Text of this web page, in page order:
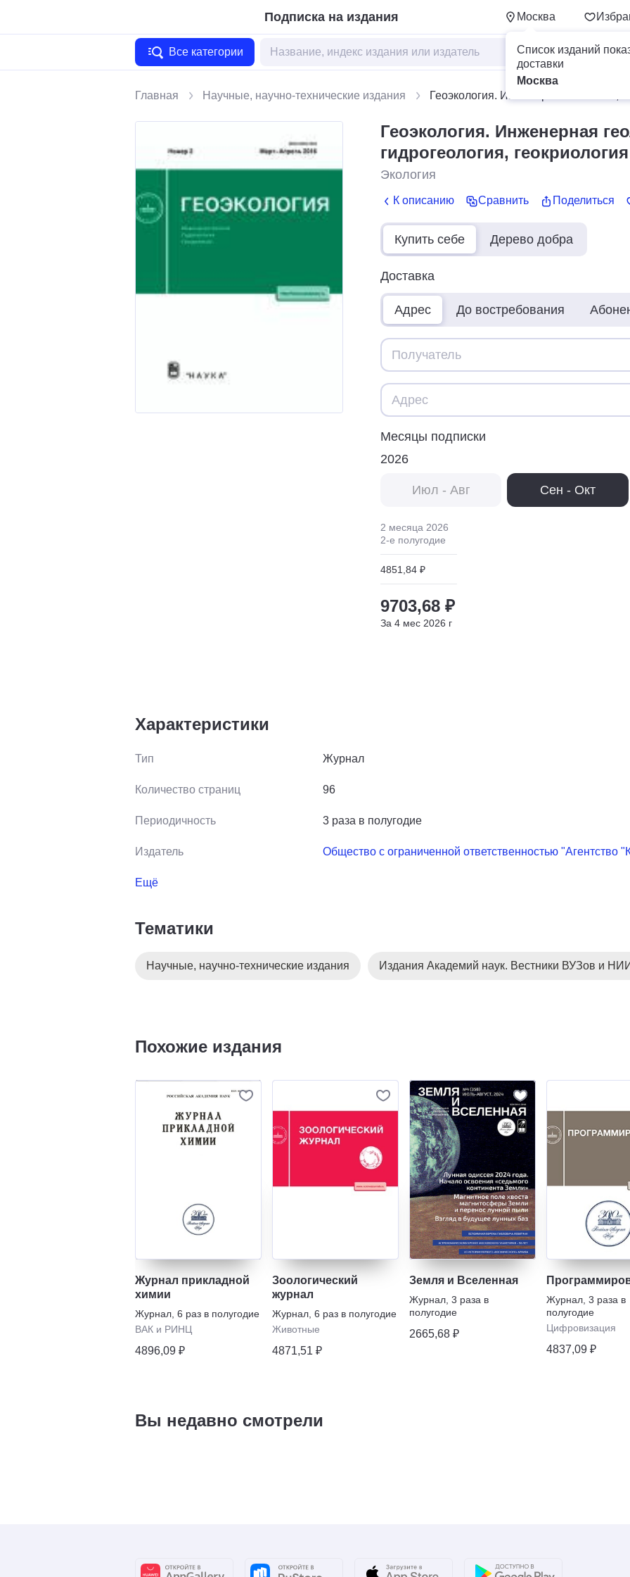
Подписка на издания Москва
Список изданий
доставки
Москва
Все категории
Главная Научные, научно-технические издания Геоэкология. Инженерная геология,
Геоэкология. Инженерная
гидрогеология, геокриология
Экология
К описанию Сравнить Поделиться
Купить себе Дерево добра
Доставка
Адрес До востребования
Месяцы подписки
2026
Июл - Авг Сен - Окт
2 месяца 2026
2-е полугодие
4851,84 ₽
9703,68 ₽
За 4 мес 2026 г
Характеристики
Тип Журнал
Количество страниц 96
Периодичность 3 раза в полугодие
Издатель Общество с ограниченной ответственностью "Агентство
Ещё
Тематики
Научные, научно-технические издания Издания Академий наук. Вестники ВУЗов и
Похожие издания
Журнал прикладной
химии
Журнал 6 раз в полугодие
ВАК и РИНЦ
4896,09 ₽
Зоологический
журнал
Журнал 6 раз в полугодие
Животные
4871,51 ₽
Земля и Вселенная
Журнал 3 раза в
полугодие
2665,68 ₽
Журнал 3 раза в
полугодие
Цифровизация
4837,09 ₽
Вы недавно смотрели